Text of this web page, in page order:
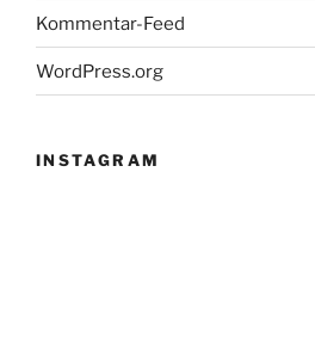
Kommentar-Feed
WordPress.org
INSTAGRAM